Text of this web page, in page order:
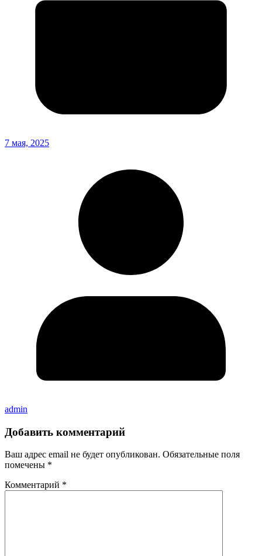
7 мая, 2025
admin
Добавить комментарий
Ваш адрес email не будет опубликован. Обязательные поля
помечены *
Комментарий *